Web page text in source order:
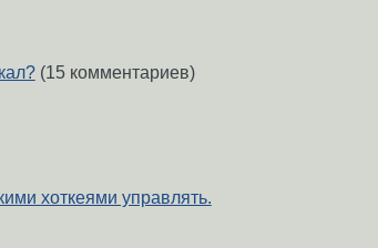
(15 комментариев)
хоткеями управлять.